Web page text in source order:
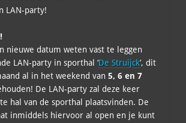
LAN-party!
nieuwe datum weten vast te leggen
LAN-party in sporthal ‘De Struijck’, dit
al in het weekend van 5, 6 en 7
De LAN-party zal deze keer
hal van de sporthal plaatsvinden. De
inmiddels hiervoor al open en je kunt